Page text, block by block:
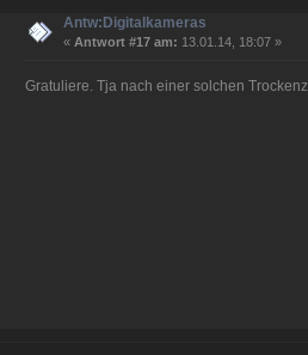
Antw:Digitalkameras
« Antwort #17 am: 13.01.14, 18:07 »
Gratuliere. Tja nach einer solchen